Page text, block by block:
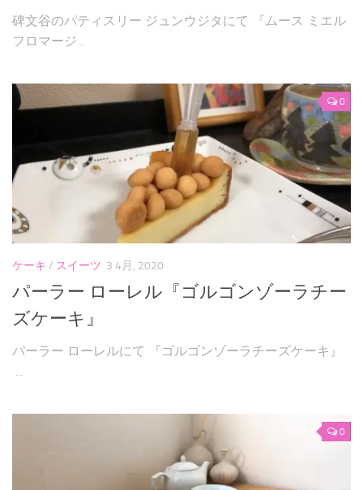
碑文谷のパティスリー ジュンウジタにて 『ムース ミエル
フロマージ...
0
ケーキ / スイーツ 3 4月, 2020
パーラー ローレル『ゴルゴンゾーラチー
ズケーキ』
パーラー ローレルにて 『ゴルゴンゾーラチーズケーキ』
...
0